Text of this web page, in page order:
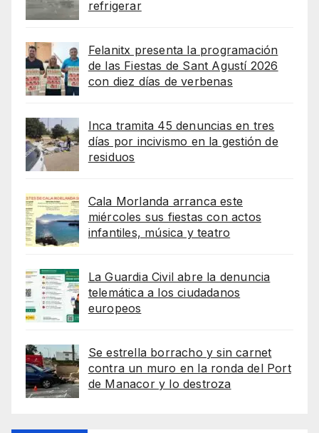
refrigerar
Felanitx presenta la programación
de las Fiestas de Sant Agustí 2026
con diez días de verbenas
Inca tramita 45 denuncias en tres
días por incivismo en la gestión de
residuos
Cala Morlanda arranca este
miércoles sus fiestas con actos
infantiles, música y teatro
La Guardia Civil abre la denuncia
telemática a los ciudadanos
europeos
Se estrella borracho y sin carnet
contra un muro en la ronda del Port
de Manacor y lo destroza